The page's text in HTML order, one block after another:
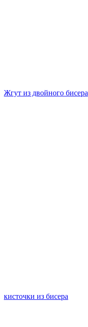
Жгут из двойного бисера
кисточки из бисера